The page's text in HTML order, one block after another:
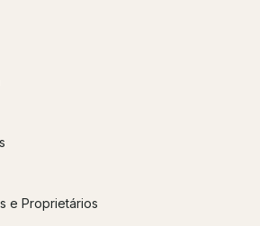
e Proprietários